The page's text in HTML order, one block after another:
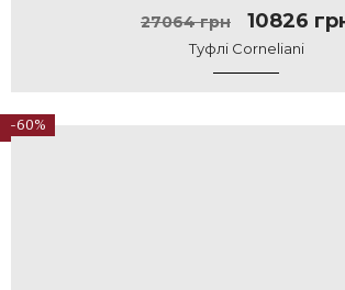
27064 грн 10826
Туфлі Corneliani
-60%